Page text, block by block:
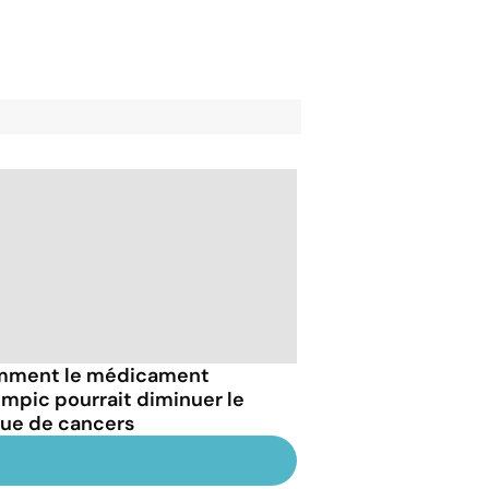
le médicament
pourrait diminuer le
de cancers